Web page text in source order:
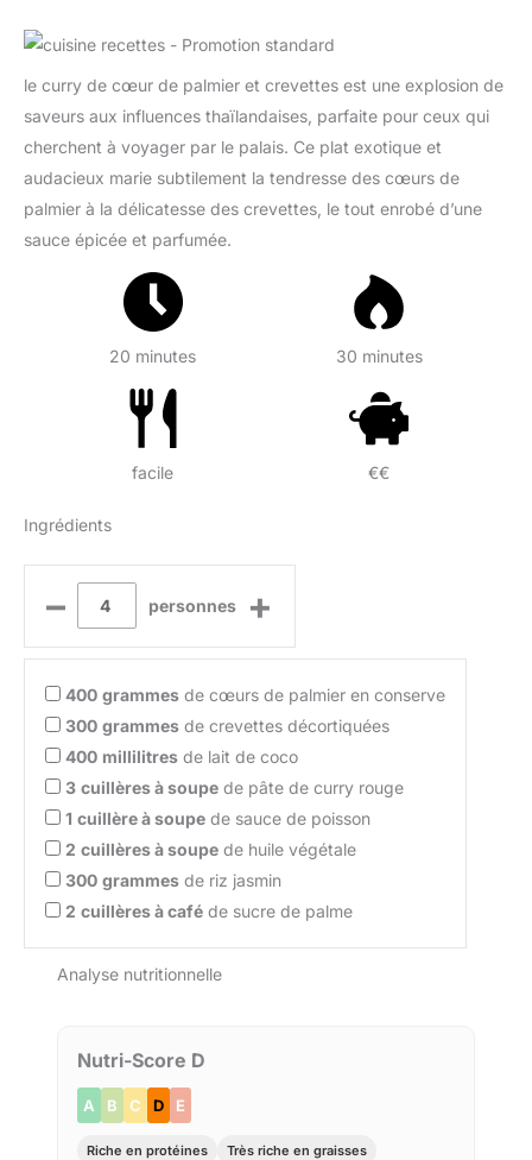
le curry de cœur de palmier et crevettes est une explosion de
saveurs aux influences thaïlandaises, parfaite pour ceux qui
cherchent à voyager par le palais. Ce plat exotique et
audacieux marie subtilement la tendresse des cœurs de
palmier à la délicatesse des crevettes, le tout enrobé d’une
sauce épicée et parfumée.
20 minutes 30 minutes
facile €€
Ingrédients
– personnes +
400 grammes de cœurs de palmier en conserve
300 grammes de crevettes décortiquées
400 millilitres de lait de coco
3 cuillères à soupe de pâte de curry rouge
1 cuillère à soupe de sauce de poisson
2 cuillères à soupe de huile végétale
300 grammes de riz jasmin
2 cuillères à café de sucre de palme
Analyse nutritionnelle
Nutri-Score D
A B C D E
Riche en protéines
Très riche en graisses